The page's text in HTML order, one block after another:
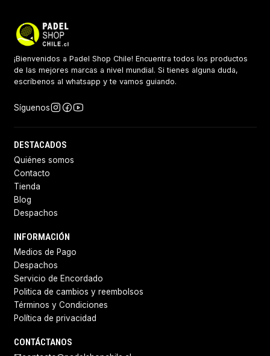
¡Bienvenidos a Padel Shop Chile! Encuentra todos los productos
de las mejores marcas a nivel mundial. Si tienes alguna duda,
escríbenos al whatsapp y te vamos guiando.
Síguenos
DESTACADOS
Quiénes somos
Contacto
Tienda
Blog
Despachos
INFORMACIÓN
Medios de Pago
Despachos
Servicio de Encordado
Politica de cambios y reembolsos
Términos y Condiciones
Política de privacidad
CONTÁCTANOS